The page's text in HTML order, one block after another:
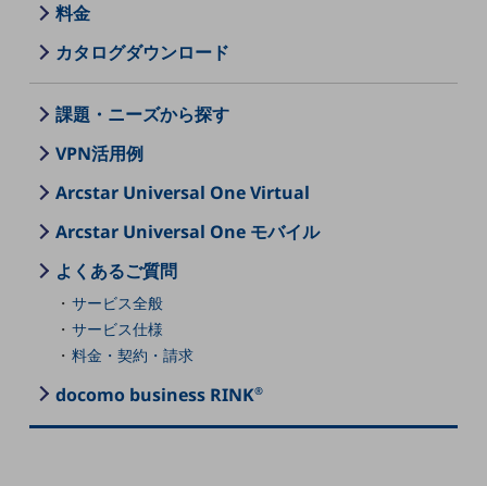
料金TOP
ドコモBiz データ無制限 ドコモ MAX ドコモ mini ドコモBiz かけ放題
ケータイプラン
5Gデータプラス
データプラス
IoT向け回線料金
home5Gプラン
端末の一元管理
セキュリティ
運用保守・故障紛失サポート
回線・ネットワーク
料金
カタログダウンロード
課題・ニーズから探す
VPN活用例
Arcstar Universal One Virtual
Arcstar Universal One モバイル
よくあるご質問
サービス全般
サービス仕様
料金・契約・請求
docomo business RINK®